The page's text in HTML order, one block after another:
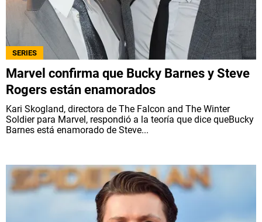
SERIES
Marvel confirma que Bucky Barnes y Steve
Rogers están enamorados
Kari Skogland, directora de The Falcon and The Winter
Soldier para Marvel, respondió a la teoría que dice queBucky
Barnes está enamorado de Steve...